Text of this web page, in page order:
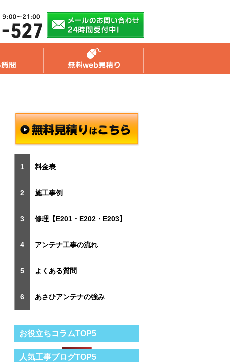
料金表
施工事例
修理【E201・E202・E203】
アンテナ工事の流れ
よくある質問
あさひアンテナの強み
お役立ちコラムTOP5
人気工事ブログTOP5